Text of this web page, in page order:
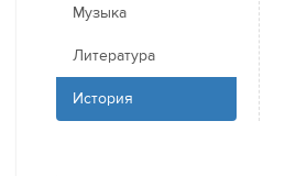
Музыка
Литература
История